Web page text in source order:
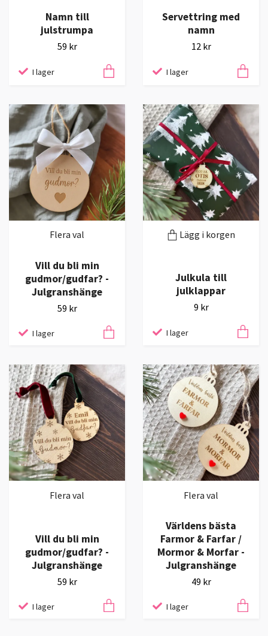
Namn till
julstrumpa
59 kr
I lager
Servettring med
namn
12 kr
I lager
Flera val
Vill du bli min
gudmor/gudfar? -
Julgranshänge
59 kr
I lager
Lägg i korgen
Julkula till
julklappar
9 kr
I lager
Flera val
Vill du bli min
gudmor/gudfar? -
Julgranshänge
59 kr
I lager
Flera val
Världens bästa
Farmor & Farfar /
Mormor & Morfar -
Julgranshänge
49 kr
I lager